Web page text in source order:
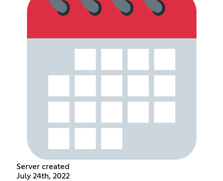
Server created
July 24th, 2022